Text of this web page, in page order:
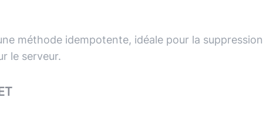
méthode idempotente, idéale pour la
le serveur.